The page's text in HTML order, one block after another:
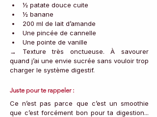
½ patate douce cuite
½ banane
200 ml de lait d’amande
Une pincée de cannelle
Une pointe de vanille
→ Texture très onctueuse. À savourer
quand j’ai une envie sucrée sans vouloir trop
charger le système digestif.
Juste pour te rappeler :
Ce n’est pas parce que c’est un smoothie
que c’est forcément bon pour ta digestion...